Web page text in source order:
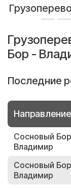
Бор -
Последние
Направление
Сосновый
Владимир
Сосновый
Владимир